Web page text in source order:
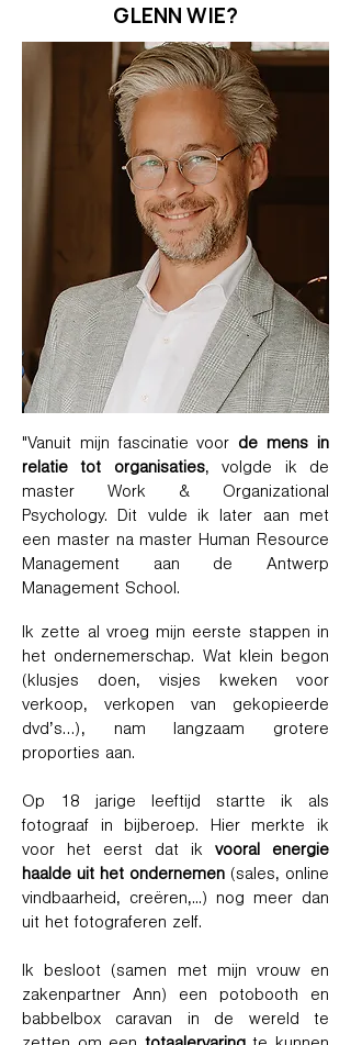
GLENN WIE?
"Vanuit mijn fascinatie voor de mens in
relatie tot organisaties, volgde ik de
master Work & Organizational
Psychology. Dit vulde ik later aan met
een master na master Human Resource
Management aan de Antwerp
Management School.
Ik zette al vroeg mijn eerste stappen in
het ondernemerschap. Wat klein begon
(klusjes doen, visjes kweken voor
verkoop, verkopen van gekopieerde
dvd’s…), nam langzaam grotere
proporties aan.
Op 18 jarige leeftijd startte ik als
fotograaf in bijberoep. Hier merkte ik
voor het eerst dat ik vooral energie
haalde uit het ondernemen (sales, online
vindbaarheid, creëren,...) nog meer dan
uit het fotograferen zelf.
Ik besloot (samen met mijn vrouw en
zakenpartner Ann) een potobooth en
babbelbox caravan in de wereld te